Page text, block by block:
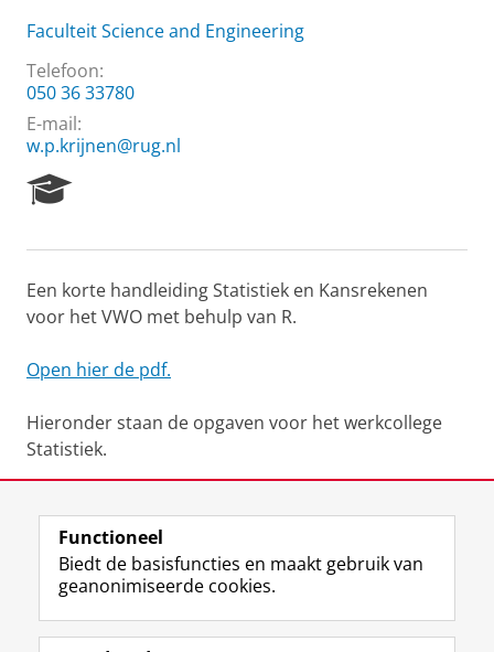
Faculteit Science and Engineering
Telefoon:
050 36 33780
E-mail:
w.p.krijnen@rug.nl
e
r
c
P
o
t
a
Een korte handleiding Statistiek en Kansrekenen
voor het VWO met behulp van R.
Open hier de pdf.
Hieronder staan de opgaven voor het werkcollege
Statistiek.
Laatst gewijzigd: 25 juni 2022 12:22
Volg de RUG
F
a
L
i
R
S
I
n
Y
o
Functioneel
Biedt de basisfuncties en maakt gebruik van
geanonimiseerde cookies.